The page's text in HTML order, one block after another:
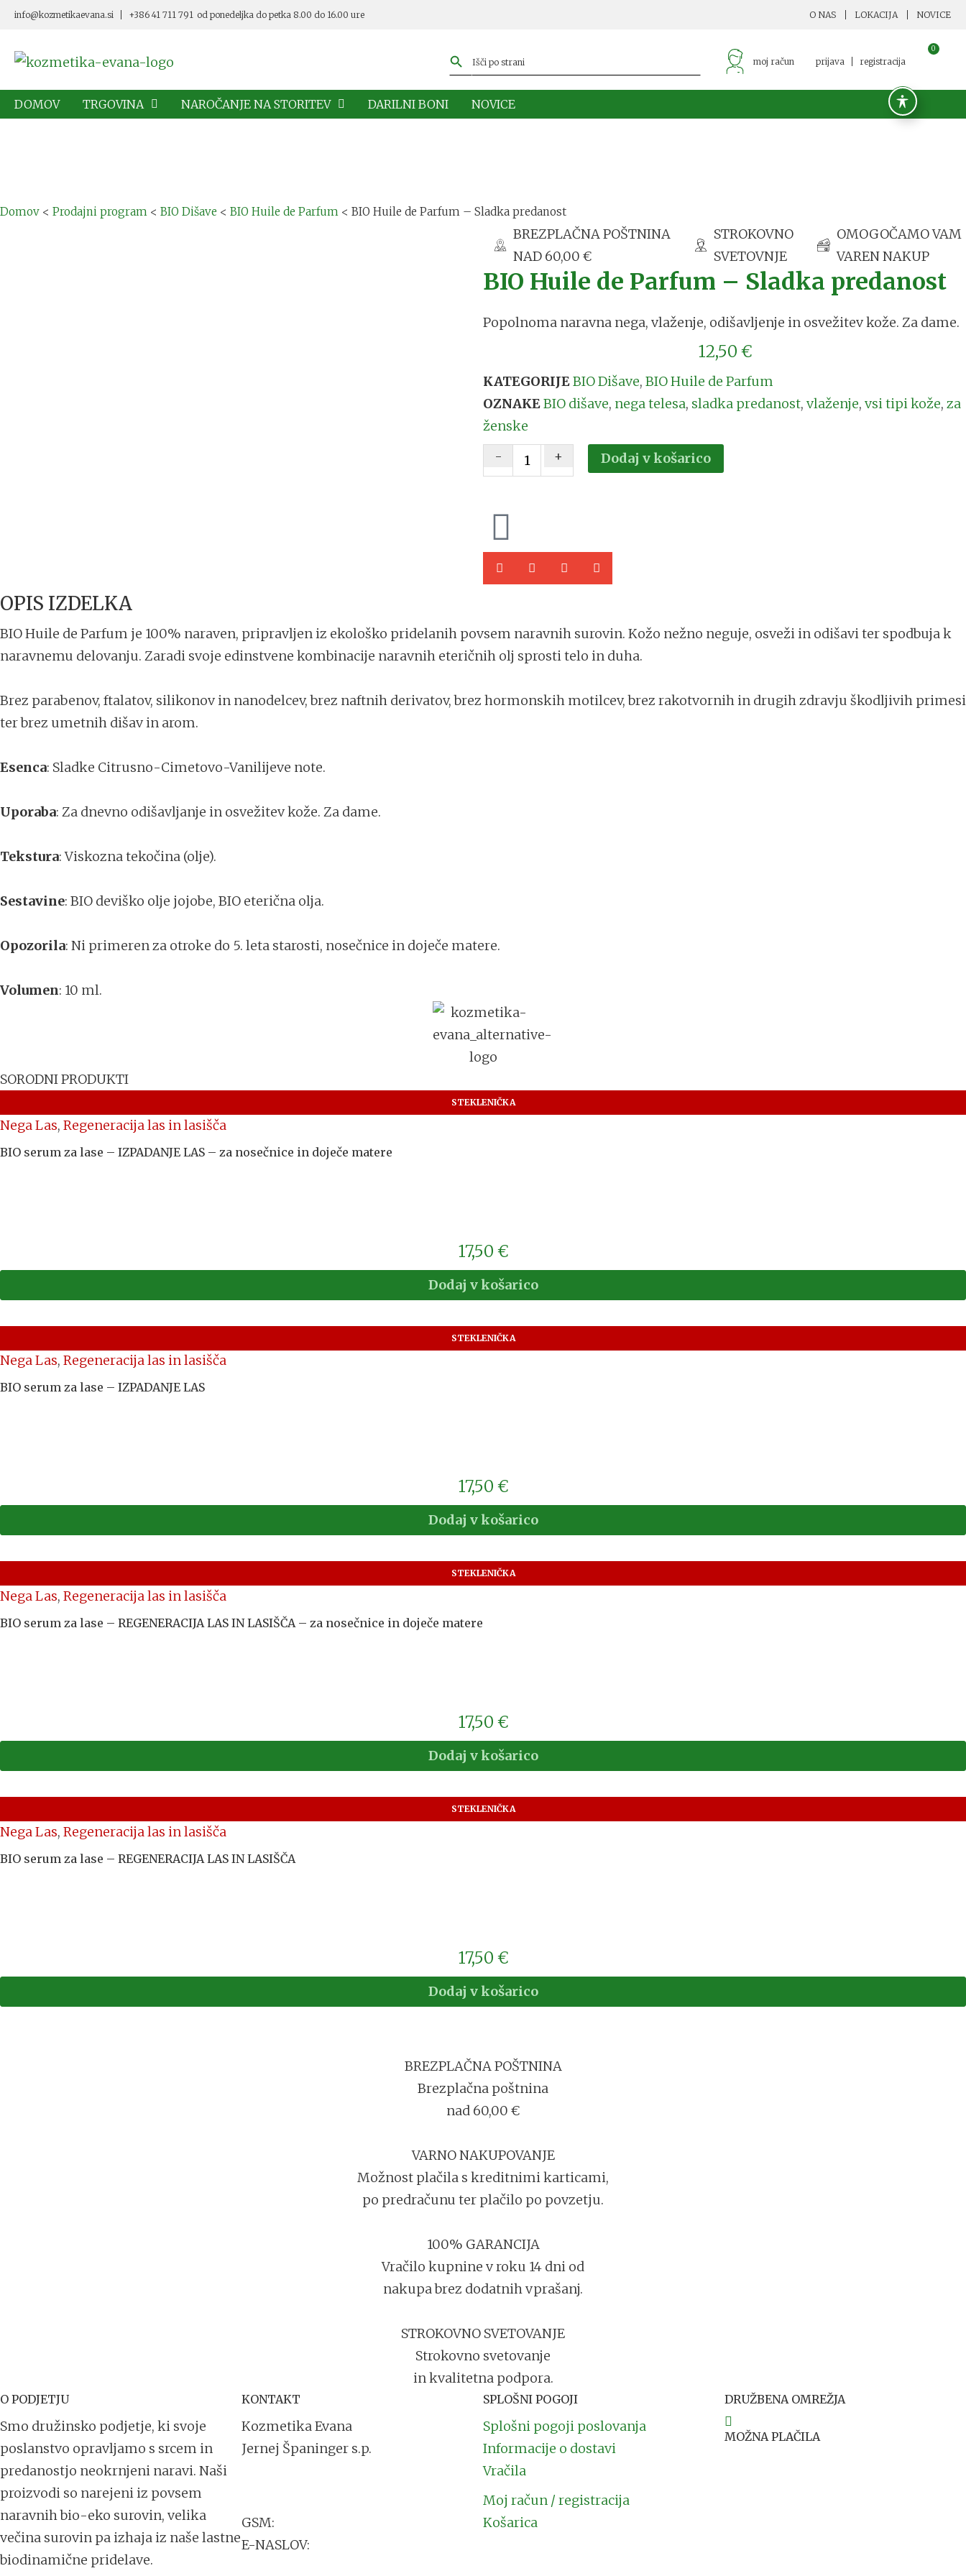
info@kozmetikaevana.si +386 41 711 791 od ponedeljka do petka 8.00 do 16.00 ure O NAS LOKACIJA NOVICE
moj račun prijava registracija
0
DOMOV TRGOVINA NAROČANJE NA STORITEV DARILNI BONI NOVICE
Domov < Prodajni program < BIO Dišave < BIO Huile de Parfum < BIO Huile de Parfum – Sladka predanost
BREZPLAČNA POŠTNINA
NAD 60,00 €
STROKOVNO
SVETOVNJE
OMOGOČAMO VAM
VAREN NAKUP
BIO Huile de Parfum – Sladka predanost
Popolnoma naravna nega, vlaženje, odišavljenje in osvežitev kože. Za dame.
12,50 €
KATEGORIJEBIO Dišave, BIO Huile de Parfum
OZNAKEBIO dišave, nega telesa, sladka predanost, vlaženje, vsi tipi kože, za
ženske
-
+ Dodaj v košarico
OPIS IZDELKA
BIO Huile de Parfum je 100% naraven, pripravljen iz ekološko pridelanih povsem naravnih surovin. Kožo nežno neguje, osveži in odišavi ter spodbuja k
naravnemu delovanju. Zaradi svoje edinstvene kombinacije naravnih eteričnih olj sprosti telo in duha.
Brez parabenov, ftalatov, silikonov in nanodelcev, brez naftnih derivatov, brez hormonskih motilcev, brez rakotvornih in drugih zdravju škodljivih primesi
ter brez umetnih dišav in arom.
Esenca: Sladke Citrusno-Cimetovo-Vanilijeve note.
Uporaba: Za dnevno odišavljanje in osvežitev kože. Za dame.
Tekstura: Viskozna tekočina (olje).
Sestavine: BIO deviško olje jojobe, BIO eterična olja.
Opozorila: Ni primeren za otroke do 5. leta starosti, nosečnice in doječe matere.
Volumen: 10 ml.
SORODNI PRODUKTI
STEKLENIČKA
Nega Las, Regeneracija las in lasišča
BIO serum za lase – IZPADANJE LAS – za nosečnice in doječe matere
17,50 €
Dodaj v košarico
STEKLENIČKA
Nega Las, Regeneracija las in lasišča
BIO serum za lase – IZPADANJE LAS
17,50 €
Dodaj v košarico
STEKLENIČKA
Nega Las, Regeneracija las in lasišča
BIO serum za lase – REGENERACIJA LAS IN LASIŠČA – za nosečnice in doječe matere
17,50 €
Dodaj v košarico
STEKLENIČKA
Nega Las, Regeneracija las in lasišča
BIO serum za lase – REGENERACIJA LAS IN LASIŠČA
17,50 €
Dodaj v košarico
BREZPLAČNA POŠTNINA
Brezplačna poštnina
nad 60,00 €
VARNO NAKUPOVANJE
Možnost plačila s kreditnimi karticami,
po predračunu ter plačilo po povzetju.
100% GARANCIJA
Vračilo kupnine v roku 14 dni od
nakupa brez dodatnih vprašanj.
STROKOVNO SVETOVANJE
Strokovno svetovanje
in kvalitetna podpora.
O PODJETJU
Smo družinsko podjetje, ki svoje
poslanstvo opravljamo s srcem in
predanostjo neokrnjeni naravi. Naši
proizvodi so narejeni iz povsem
naravnih bio-eko surovin, velika
večina surovin pa izhaja iz naše lastne
biodinamične pridelave.
KONTAKT
Kozmetika Evana
Jernej Španinger s.p.
GSM:
E-NASLOV:
SPLOŠNI POGOJI
Splošni pogoji poslovanja
Informacije o dostavi
Vračila
Moj račun / registracija
Košarica
DRUŽBENA OMREŽJA
MOŽNA PLAČILA